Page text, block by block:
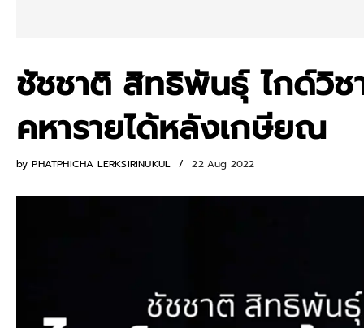
ชัชชาติ สิทธิพันธุ์ ไกด์วิช
คหารายได้หลังเกษียณ
by PHATPHICHA LERKSIRINUKUL 22 Aug 2022